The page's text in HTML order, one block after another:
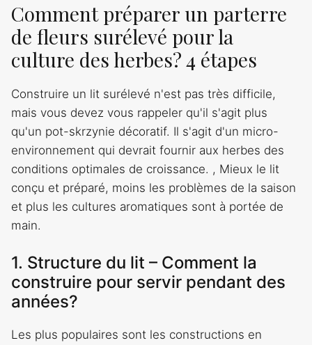
Comment préparer un parterre
de fleurs surélevé pour la
culture des herbes? 4 étapes
Construire un lit surélevé n'est pas très difficile,
mais vous devez vous rappeler qu'il s'agit plus
qu'un pot-skrzynie décoratif. Il s'agit d'un micro-
environnement qui devrait fournir aux herbes des
conditions optimales de croissance. , Mieux le lit
conçu et préparé, moins les problèmes de la saison
et plus les cultures aromatiques sont à portée de
main.
1. Structure du lit – Comment la
construire pour servir pendant des
années?
Les plus populaires sont les constructions en